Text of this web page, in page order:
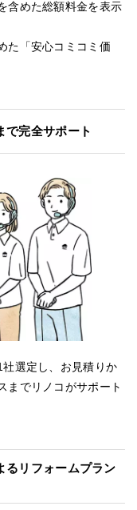
含めた総額料金を表示
た「安心コミコミ価
で完全サポート
選定し、お見積りか
までリノコがサポート
るリフォームプラン